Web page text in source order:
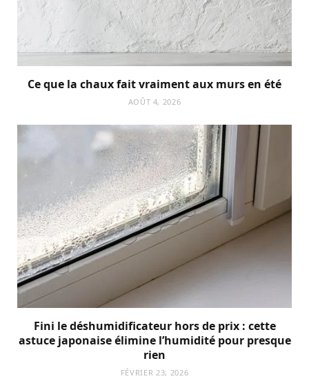
Ce que la chaux fait vraiment aux murs en été
AOÛT 4, 2026
Fini le déshumidificateur hors de prix : cette
astuce japonaise élimine l’humidité pour presque
rien
FÉVRIER 23, 2026